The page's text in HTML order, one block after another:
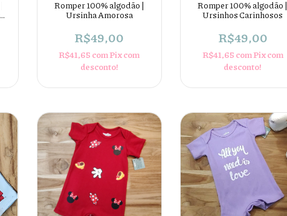
Romper 100% algodão |
Ursinha Amorosa
R$49,00
R$41,65 comPix com
desconto!
Romper 100% algodão |
Ursinhos Carinhosos
R$49,00
R$41,65 comPix com
desconto!